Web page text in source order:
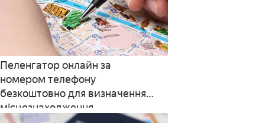
Пеленгатор онлайн за
номером телефону
безкоштовно для визначення
місцезнаходження